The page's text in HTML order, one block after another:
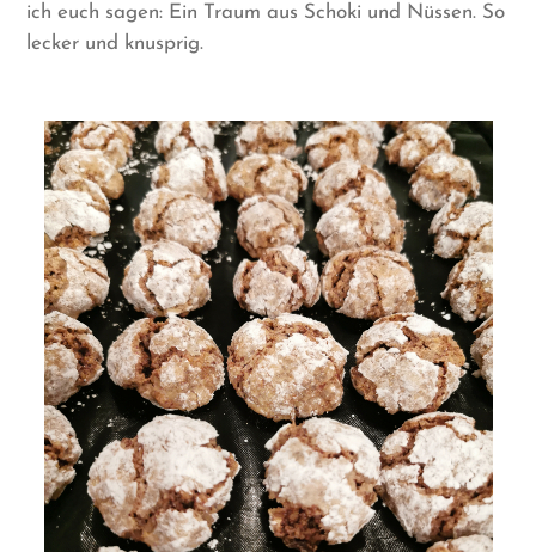
ich euch sagen: Ein Traum aus Schoki und Nüssen. So
lecker und knusprig.